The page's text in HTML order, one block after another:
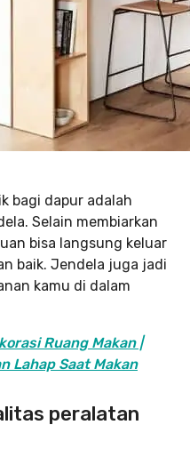
bagi dapur adalah
Selain membiarkan
bisa langsung keluar
baik. Jendela juga jadi
kamu di dalam
Ruang Makan |
Lahap Saat Makan
peralatan